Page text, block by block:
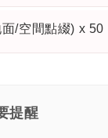
/空間點綴) x 50
提醒